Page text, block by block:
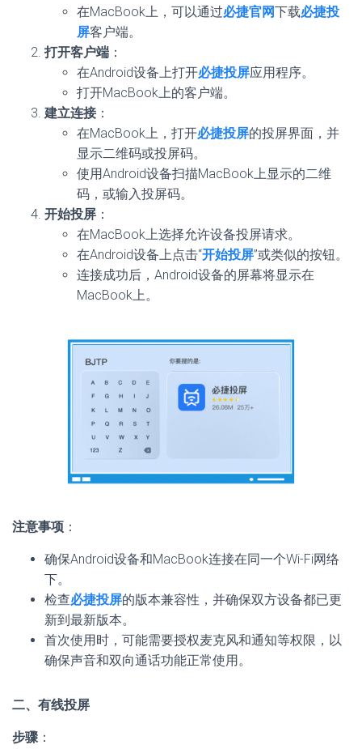
在MacBook上，可以通过必捷官网下载必捷投
屏客户端。
打开客户端 ：
在Android设备上打开必捷投屏应用程序。
打开MacBook上的客户端。
建立连接：
在MacBook上，打开必捷投屏的投屏界面，并
显示二维码或投屏码。
使用Android设备扫描MacBook上显示的二维
码，或输入投屏码。
开始投屏 ：
在MacBook上选择允许设备投屏请求。
在Android设备上点击“开始投屏”或类似的按钮。
连接成功后，Android设备的屏幕将显示在
MacBook上。
注意事项 ：
确保Android设备和MacBook连接在同一个Wi-Fi网络
下。
检查必捷投屏的版本兼容性，并确保双方设备都已更
新到最新版本。
首次使用时，可能需要授权麦克风和通知等权限，以
确保声音和双向通话功能正常使用。
二、有线投屏
步骤：